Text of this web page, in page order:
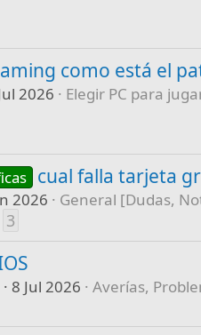
como está el
2026 Elegir PC para
cual falla tarjeta
2026
General [Dudas,
3
8 Jul 2026 Averías,